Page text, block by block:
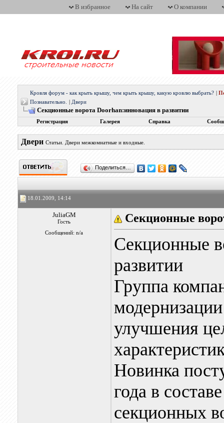
В избранное На сайт О компании
Кровля форум - как крыть крышу, чем крыть крышу, какую кровлю выбрать?
Познавательно.
Двери
Секционные ворота Doorhan:инновация в развитии
Регистрация Галерея Справка
Двери Статьи. Двери межкомнатные и входные.
Поделиться…
18.01.2009, 14:14
JuliaGM
Гость
Сообщений: n/a
Секционные
Секционные
развитии
Группа
улучшения
Новинка
года в
секционных